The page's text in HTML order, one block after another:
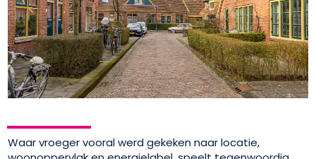
Waar vroeger vooral werd gekeken naar locatie,